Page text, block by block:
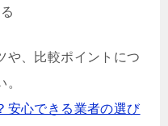
や、比較ポイントにつ
安心できる業者の選び